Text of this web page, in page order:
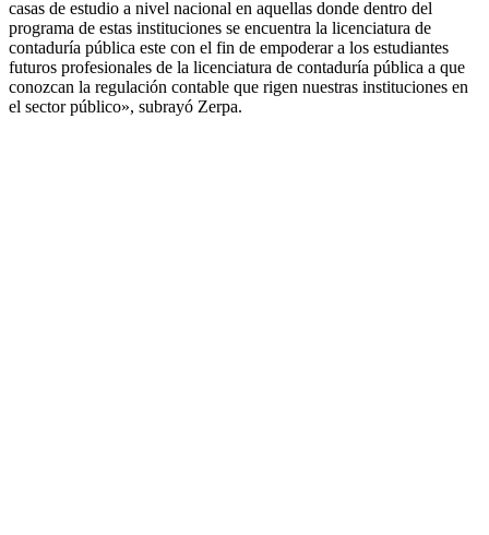
casas de estudio a nivel nacional en aquellas donde dentro del
programa de estas instituciones se encuentra la licenciatura de
contaduría pública este con el fin de empoderar a los estudiantes
futuros profesionales de la licenciatura de contaduría pública a que
conozcan la regulación contable que rigen nuestras instituciones en
el sector público», subrayó Zerpa.